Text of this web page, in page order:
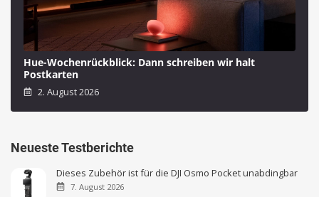
Hue-Wochenrückblick: Dann schreiben wir halt
Postkarten
2. August 2026
Neueste Testberichte
Dieses Zubehör ist für die DJI Osmo Pocket unabdingbar
7. August 2026